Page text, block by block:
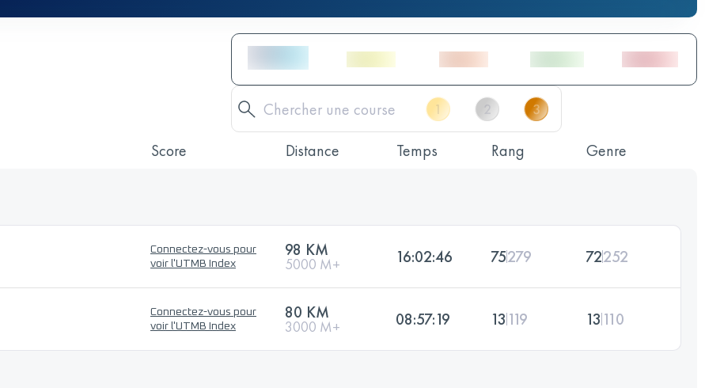
Score Distance Temps Rang Genre
Connectez-vous pour
voir l'UTMB Index
98 KM
5000 M+ 16:02:46 75279 72252
Connectez-vous pour
voir l'UTMB Index
80 KM
3000 M+ 08:57:19 13 119 13 110